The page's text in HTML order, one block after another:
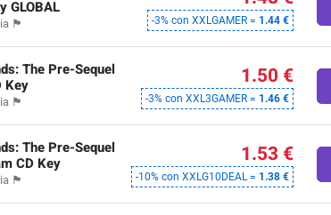
GLOBAL
🏴 -3% con XXLGAMER = 1.44 €
The Pre-Sequel
Key
🏴
1.50 €
-3% con XXL3GAMER = 1.46 €
The Pre-Sequel
CD Key
🏴
1.53 €
-10% con XXLG10DEAL = 1.38 €